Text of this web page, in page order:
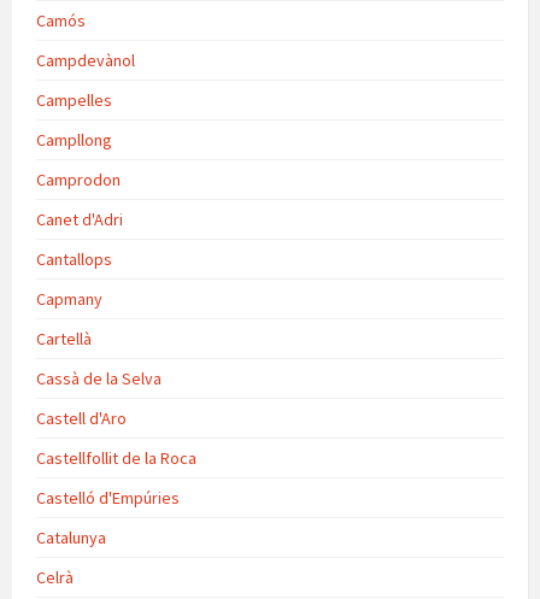
Camós
Campdevànol
Campelles
Campllong
Camprodon
Canet d'Adri
Cantallops
Capmany
Cartellà
Cassà de la Selva
Castell d'Aro
Castellfollit de la Roca
Castelló d'Empúries
Catalunya
Celrà